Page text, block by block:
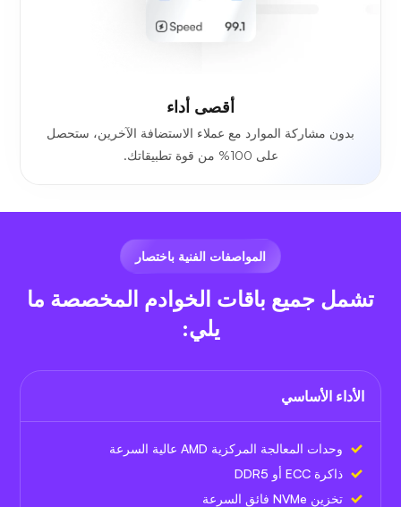
أقصى أداء
بدون مشاركة الموارد مع عملاء الاستضافة الآخرين، ستحصل
على 100% من قوة تطبيقاتك.
المواصفات الفنية باختصار
تشمل جميع باقات الخوادم المخصصة ما
يلي:
الأداء الأساسي
وحدات المعالجة المركزية AMD عالية السرعة
ذاكرة ECC أو DDR5
تخزين NVMe فائق السرعة